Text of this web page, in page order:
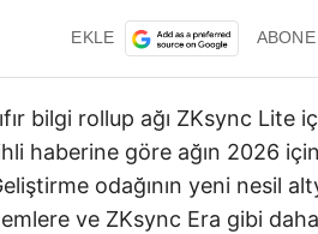
EKLE ABONE
bilgi rollup ağı ZKsync Lite
haberine göre ağın 2026
odağının yeni nesil
ve ZKsync Era gibi